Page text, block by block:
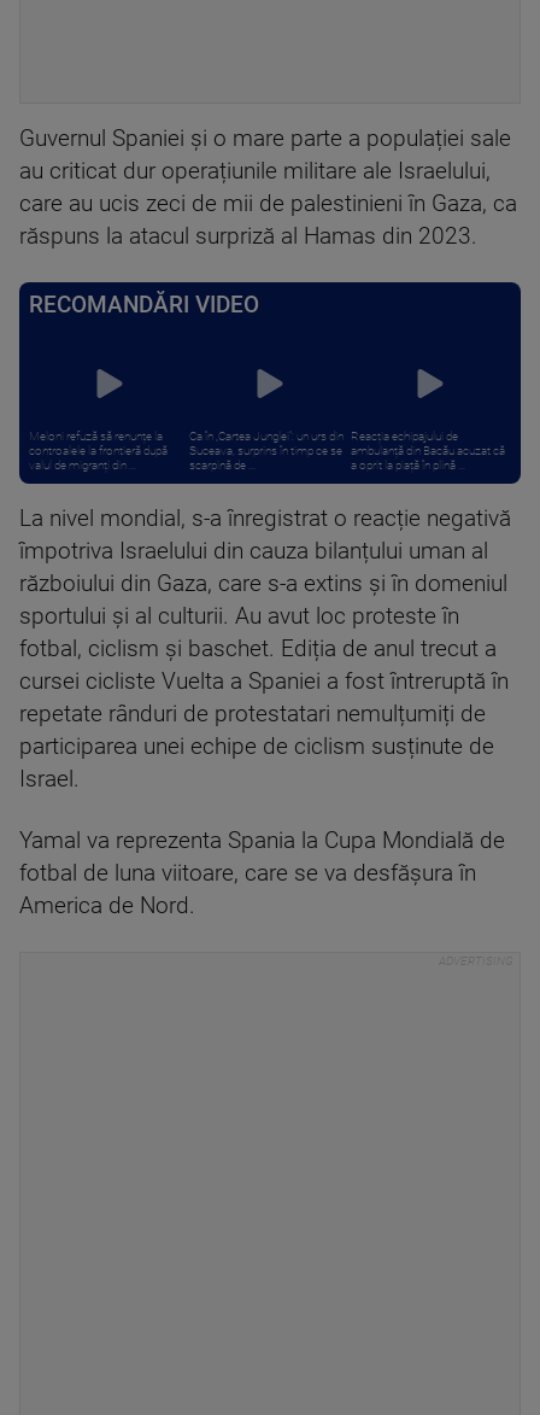
Guvernul Spaniei și o mare parte a populației sale
au criticat dur operațiunile militare ale Israelului,
care au ucis zeci de mii de palestinieni în Gaza, ca
răspuns la atacul surpriză al Hamas din 2023.
RECOMANDĂRI VIDEO
Meloni refuză să renunțe la
controalele la frontieră după
valul de migranți din ...
Ca în „Cartea Junglei”: un urs din
Suceava, surprins în timp ce se
scarpină de ...
Reacția echipajului de
ambulanță din Bacău acuzat că
a oprit la piață în plină ...
La nivel mondial, s-a înregistrat o reacție negativă
împotriva Israelului din cauza bilanțului uman al
războiului din Gaza, care s-a extins și în domeniul
sportului și al culturii. Au avut loc proteste în
fotbal, ciclism și baschet. Ediția de anul trecut a
cursei cicliste Vuelta a Spaniei a fost întreruptă în
repetate rânduri de protestatari nemulțumiți de
participarea unei echipe de ciclism susținute de
Israel.
Yamal va reprezenta Spania la Cupa Mondială de
fotbal de luna viitoare, care se va desfășura în
America de Nord.